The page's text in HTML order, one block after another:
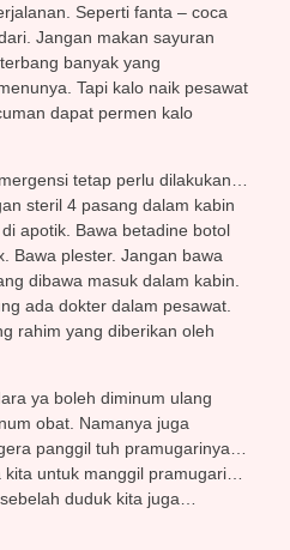
Seperti fanta – coca
Jangan makan sayuran
banyak yang
Tapi kalo naik pesawat
dapat permen kalo
tetap perlu dilakukan…
steril 4 pasang dalam kabin
apotik. Bawa betadine botol
Bawa plester. Jangan bawa
dibawa masuk dalam kabin.
ada dokter dalam pesawat.
rahim yang diberikan oleh
ya boleh diminum ulang
obat. Namanya juga
panggil tuh pramugarinya…
untuk manggil pramugari…
duduk kita juga…